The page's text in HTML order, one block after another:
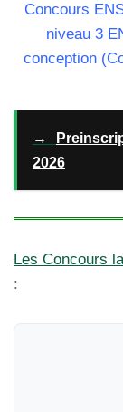
Concours
niveau 3
conception
→
2026
Les Concours
: